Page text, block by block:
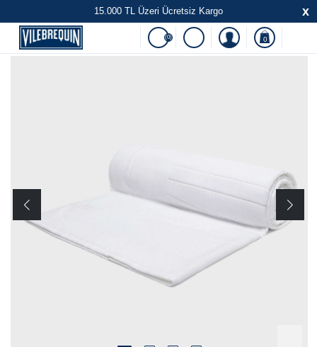
15.000 TL Üzeri Ücretsiz Kargo x
(0) 0